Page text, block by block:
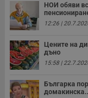
НОИ обяви
12:26 |
Цените на
дъно
15:58 |
Българка